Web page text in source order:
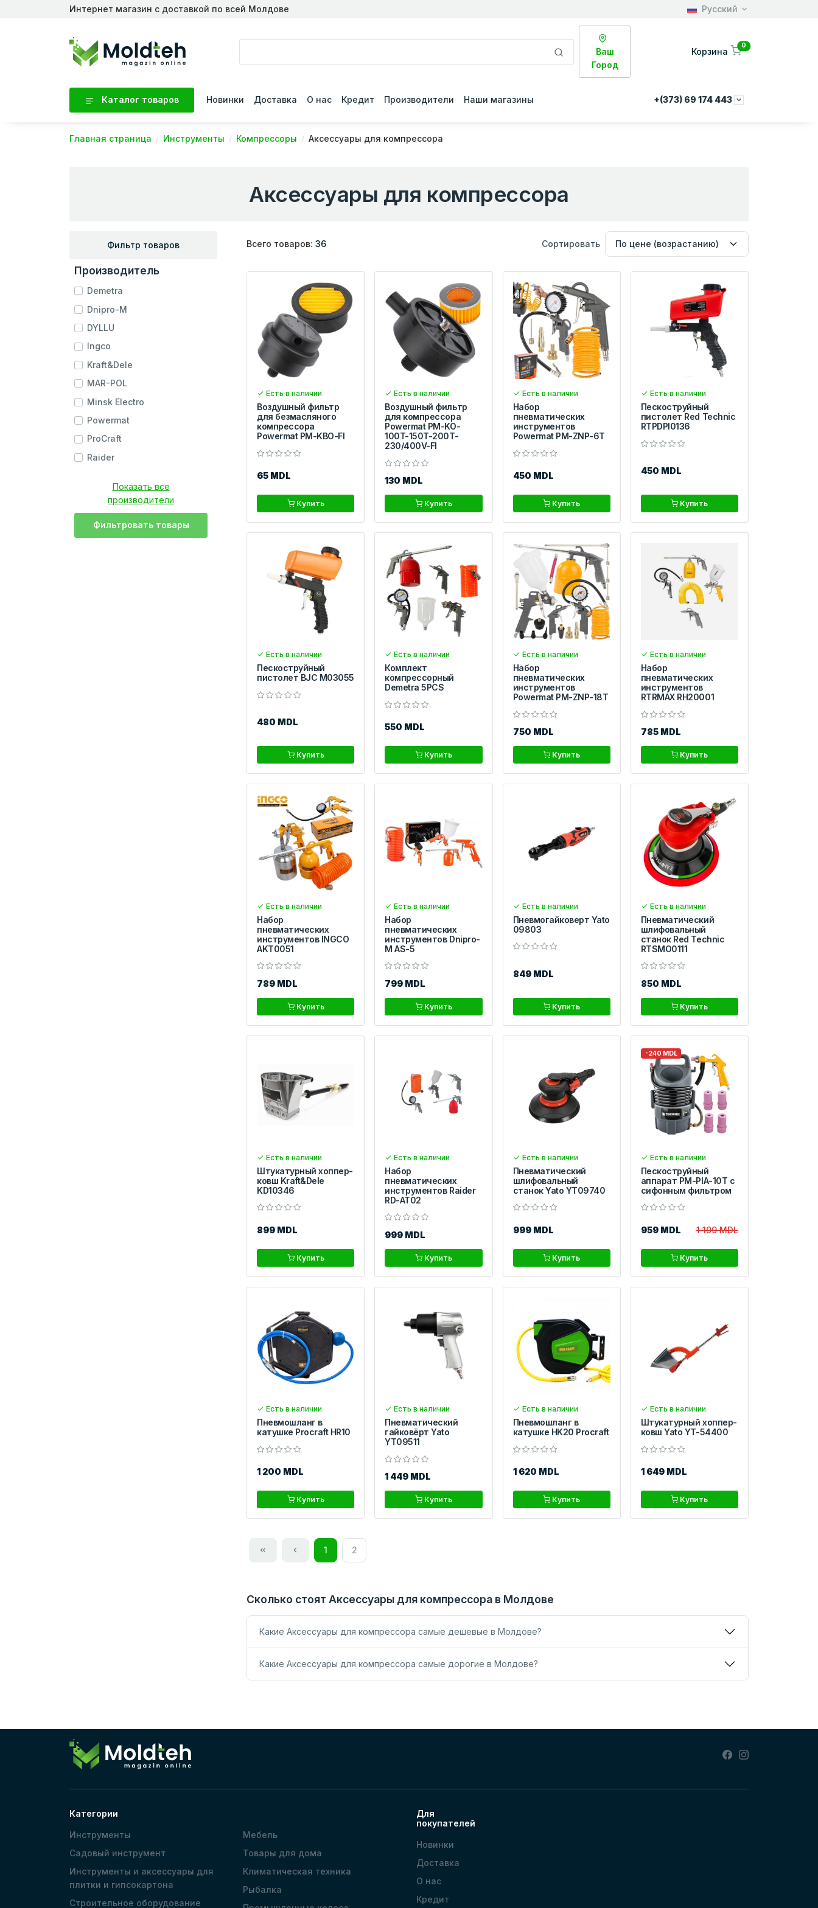
Интернет магазин с доставкой по всей Молдове Русский
Ваш
Город
Корзина
0
Каталог товаров Новинки Доставка О нас Кредит Производители Наши магазины +(373) 69 174 443
Главная страница Инструменты Компрессоры Аксессуары для компрессора
Аксессуары для компрессора
Фильтр товаров
Производитель
Demetra
Dnipro-M
DYLLU
Ingco
Kraft&Dele
MAR-POL
Minsk Electro
Powermat
ProCraft
Raider
Показать все
производители
Фильтровать товары
Всего товаров: 36 Сортировать
Есть в наличии
Воздушный фильтр
для безмасляного
компрессора
Powermat PM-KBO-FI
65 MDL
Купить
Есть в наличии
Воздушный фильтр
для компрессора
Powermat PM-KO-
100T-150T-200T-
230/400V-FI
130 MDL
Купить
Есть в наличии
Набор
пневматических
инструментов
Powermat PM-ZNP-6T
450 MDL
Купить
Есть в наличии
Пескоструйный
пистолет Red Technic
RTPDPI0136
450 MDL
Купить
Есть в наличии
Пескоструйный
пистолет BJC M03055
480 MDL
Купить
Есть в наличии
Комплект
компрессорный
Demetra 5PCS
550 MDL
Купить
Есть в наличии
Набор
пневматических
инструментов
Powermat PM-ZNP-18T
750 MDL
Купить
Есть в наличии
Набор
пневматических
инструментов
RTRMAX RH20001
785 MDL
Купить
Есть в наличии
Набор
пневматических
инструментов INGCO
AKT0051
789 MDL
Купить
Есть в наличии
Набор
пневматических
инструментов Dnipro-
M AS-5
799 MDL
Купить
Есть в наличии
Пневмогайковерт Yato
09803
849 MDL
Купить
Есть в наличии
Пневматический
шлифовальный
станок Red Technic
RTSMO0111
850 MDL
Купить
Есть в наличии
Штукатурный хоппер-
ковш Kraft&Dele
KD10346
899 MDL
Купить
Есть в наличии
Набор
пневматических
инструментов Raider
RD-AT02
999 MDL
Купить
Есть в наличии
Пневматический
шлифовальный
станок Yato YT09740
999 MDL
Купить
-240 MDL
Есть в наличии
Пескоструйный
аппарат PM-PIA-10T с
сифонным фильтром
959 MDL 1 199 MDL
Купить
Есть в наличии
Пневмошланг в
катушке Procraft HR10
1 200 MDL
Купить
Есть в наличии
Пневматический
гайковёрт Yato
YT09511
1 449 MDL
Купить
Есть в наличии
Пневмошланг в
катушке HK20 Procraft
1 620 MDL
Купить
Есть в наличии
Штукатурный хоппер-
ковш Yato YT-54400
1 649 MDL
Купить
1 2
Сколько стоят Аксессуары для компрессора в Молдове
Какие Аксессуары для компрессора самые дешевые в Молдове?
Какие Аксессуары для компрессора самые дорогие в Молдове?
Категории
Инструменты
Садовый инструмент
Инструменты и аксессуары для
плитки и гипсокартона
Строительное оборудование
Мебель
Товары для дома
Климатическая техника
Рыбалка
Для
покупателей
Новинки
Доставка
О нас
Кредит